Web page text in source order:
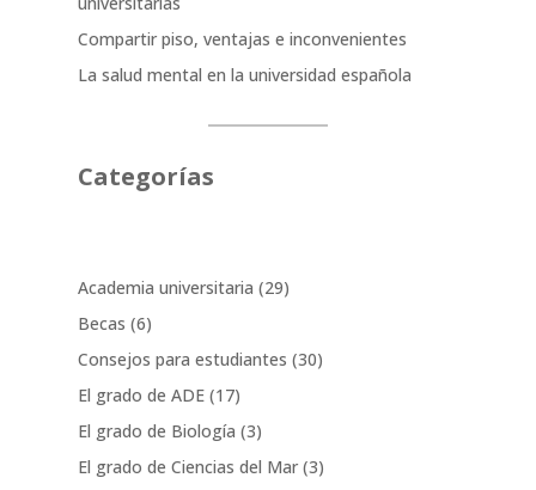
Compartir piso, ventajas e inconvenientes
La salud mental en la universidad española
Categorías
Academia universitaria (29)
Becas (6)
Consejos para estudiantes (30)
El grado de ADE(17)
El grado de Biología (3)
El grado de Ciencias del Mar(3)